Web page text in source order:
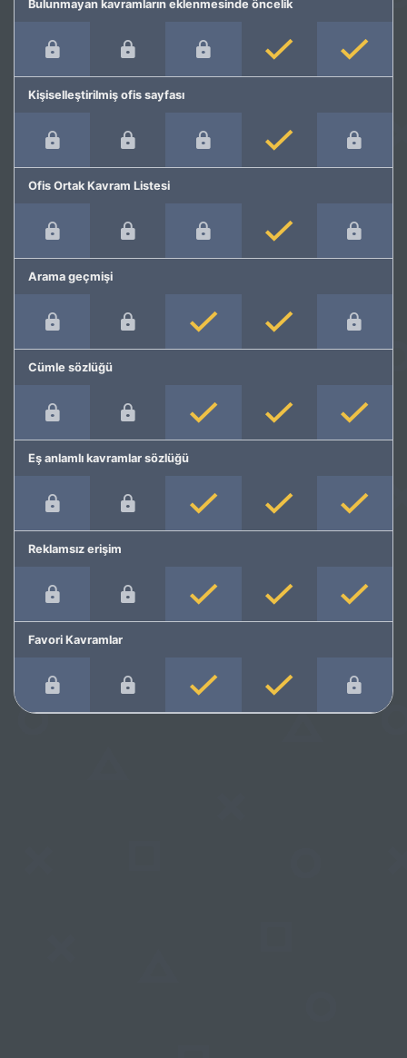
Bulunmayan kavramların eklenmesinde öncelik
Kişiselleştirilmiş ofis sayfası
Ofis Ortak Kavram Listesi
Arama geçmişi
Cümle sözlüğü
Eş anlamlı kavramlar sözlüğü
Reklamsız erişim
Favori Kavramlar